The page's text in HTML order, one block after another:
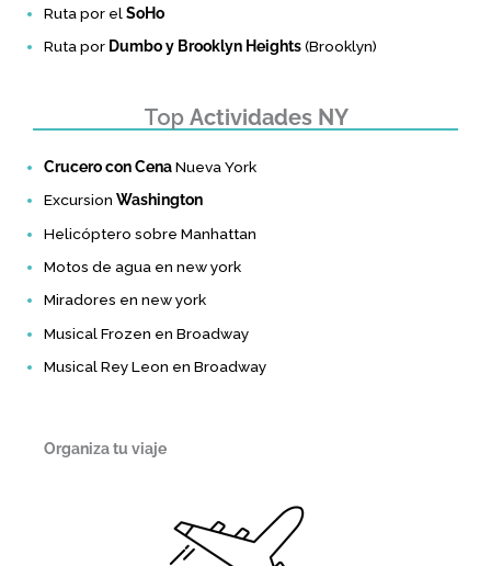
Ruta por elSoHo
Ruta por Dumbo y Brooklyn Heights(Brooklyn)
Top Actividades NY
Crucero con CenaNueva York
Excursion Washington
Helicóptero sobre Manhattan
Motos de agua en new york
Miradores en new york
Musical Frozen en Broadway
Musical Rey Leon en Broadway
Organiza tu viaje